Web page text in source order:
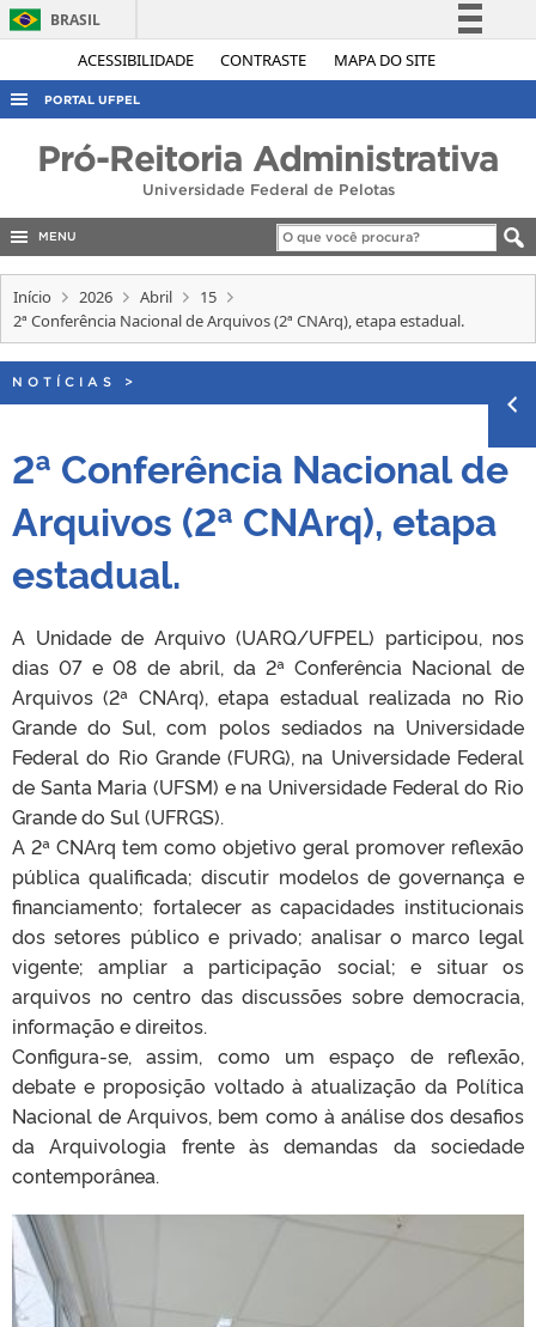
ACESSIBILIDADE CONTRASTE MAPA DO SITE
BRASIL
Simplifique!
Acesso à informação
Legislação
Canais
PORTAL UFPEL
COBALTO
EDITAIS
INTERNACIONAL
OUVIDORIA
TELEFONES
Pró-Reitoria Administrativa
Universidade Federal de Pelotas
MENU
Início 2026 Abril
15
2ª Conferência Nacional de Arquivos (2ª CNArq), etapa estadual.
NOTÍCIAS >
2ª Conferência Nacional de
Arquivos (2ª CNArq), etapa
estadual.
A Unidade de Arquivo (UARQ/UFPEL) participou, nos
dias 07 e 08 de abril, da 2ª Conferência Nacional de
Arquivos (2ª CNArq), etapa estadual realizada no Rio
Grande do Sul, com polos sediados na Universidade
Federal do Rio Grande (FURG), na Universidade Federal
de Santa Maria (UFSM) e na Universidade Federal do Rio
Grande do Sul (UFRGS).
A 2ª CNArq tem como objetivo geral promover reflexão
pública qualificada; discutir modelos de governança e
financiamento; fortalecer as capacidades institucionais
dos setores público e privado; analisar o marco legal
vigente; ampliar a participação social; e situar os
arquivos no centro das discussões sobre democracia,
informação e direitos.
Configura-se, assim, como um espaço de reflexão,
debate e proposição voltado à atualização da Política
Nacional de Arquivos, bem como à análise dos desafios
da Arquivologia frente às demandas da sociedade
contemporânea.